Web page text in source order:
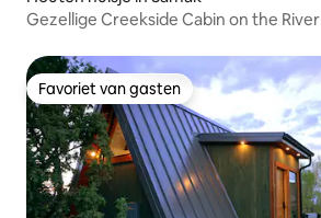
Gezellige Creekside Cabin on the River
Favoriet van gasten
Favoriet van gasten